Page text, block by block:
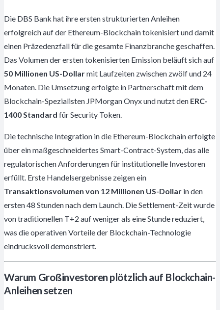
Die DBS Bank hat ihre ersten strukturierten Anleihen
erfolgreich auf der Ethereum-Blockchain tokenisiert und damit
einen Präzedenzfall für die gesamte Finanzbranche geschaffen.
Das Volumen der ersten tokenisierten Emission beläuft sich auf
50 Millionen US-Dollarmit Laufzeiten zwischen zwölf und 24
Monaten. Die Umsetzung erfolgte in Partnerschaft mit dem
Blockchain-Spezialisten JPMorgan Onyx und nutzt den ERC-
1400 Standard für Security Token.
Die technische Integration in die Ethereum-Blockchain erfolgte
über ein maßgeschneidertes Smart-Contract-System, das alle
regulatorischen Anforderungen für institutionelle Investoren
erfüllt. Erste Handelsergebnisse zeigen ein
Transaktionsvolumen von 12 Millionen US-Dollar in den
ersten 48 Stunden nach dem Launch. Die Settlement-Zeit wurde
von traditionellen T+2 auf weniger als eine Stunde reduziert,
was die operativen Vorteile der Blockchain-Technologie
eindrucksvoll demonstriert.
Warum Großinvestoren plötzlich auf Blockchain-
Anleihen setzen